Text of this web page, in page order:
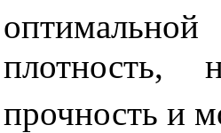
плотность,
прочность и